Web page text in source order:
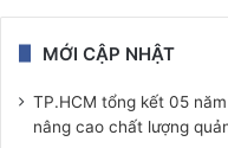
MỚI CẬP NHẬT
TP.HCM tổng kết 05
nâng cao chất lượng